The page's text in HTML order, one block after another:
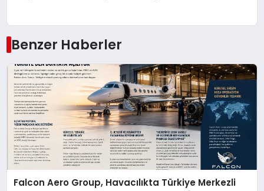
Benzer Haberler
Falcon Aero Group, Havacılıkta Türkiye Merkezli